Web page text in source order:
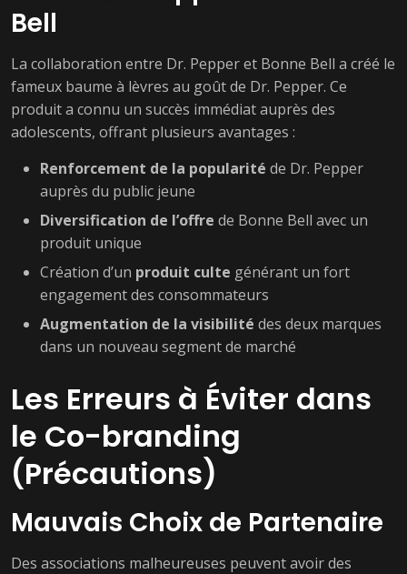
Bell
La collaboration entre Dr. Pepper et Bonne Bell a créé le
fameux baume à lèvres au goût de Dr. Pepper. Ce
produit a connu un succès immédiat auprès des
adolescents, offrant plusieurs avantages :
Renforcement de la popularité de Dr. Pepper
auprès du public jeune
Diversification de l’offre de Bonne Bell avec un
produit unique
Création d’un produit culte générant un fort
engagement des consommateurs
Augmentation de la visibilité des deux marques
dans un nouveau segment de marché
Les Erreurs à Éviter dans
le Co-branding
(Précautions)
Mauvais Choix de Partenaire
Des associations malheureuses peuvent avoir des